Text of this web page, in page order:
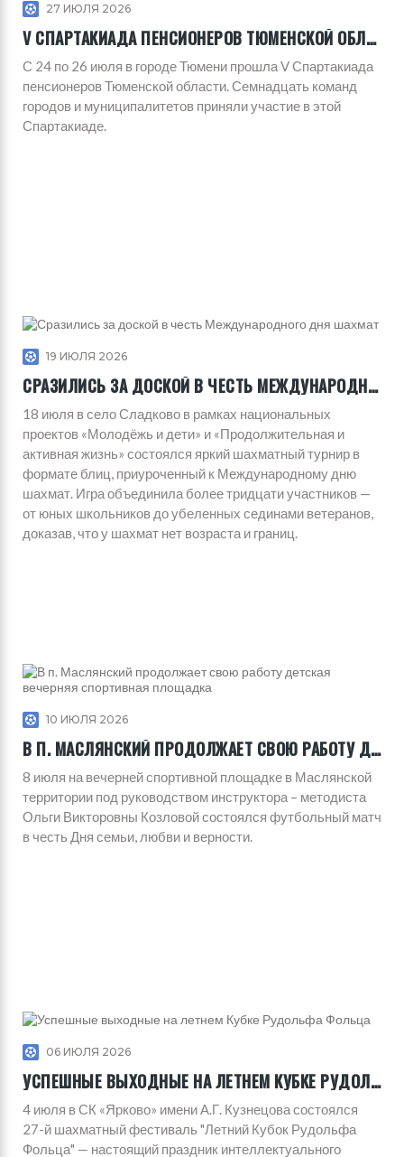
27 ИЮЛЯ 2026
V СПАРТАКИАДА ПЕНСИОНЕРОВ ТЮМЕНСКОЙ ОБЛАСТИ
С 24 по 26 июля в городе Тюмени прошла V Спартакиада
пенсионеров Тюменской области. Семнадцать команд
городов и муниципалитетов приняли участие в этой
Спартакиаде.
19 ИЮЛЯ 2026
СРАЗИЛИСЬ ЗА ДОСКОЙ В ЧЕСТЬ МЕЖДУНАРОДНОГО ДНЯ ШАХМАТ
18 июля в село Сладково в рамках национальных
проектов «Молодёжь и дети» и «Продолжительная и
активная жизнь» состоялся яркий шахматный турнир в
формате блиц, приуроченный к Международному дню
шахмат. Игра объединила более тридцати участников —
от юных школьников до убеленных сединами ветеранов,
доказав, что у шахмат нет возраста и границ.
10 ИЮЛЯ 2026
В П. МАСЛЯНСКИЙ ПРОДОЛЖАЕТ СВОЮ РАБОТУ ДЕТСКАЯ ВЕЧЕРНЯЯ СПОРТИВНАЯ ПЛОЩАДКА
8 июля на вечерней спортивной площадке в Маслянской
территории под руководством инструктора – методиста
Ольги Викторовны Козловой состоялся футбольный матч
в честь Дня семьи, любви и верности.
06 ИЮЛЯ 2026
УСПЕШНЫЕ ВЫХОДНЫЕ НА ЛЕТНЕМ КУБКЕ РУДОЛЬФА ФОЛЬЦА
4 июля в СК «Ярково» имени А.Г. Кузнецова состоялся
27-й шахматный фестиваль "Летний Кубок Рудольфа
Фольца" — настоящий праздник интеллектуального